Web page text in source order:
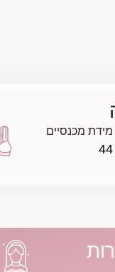
מידת מכנסיים
44